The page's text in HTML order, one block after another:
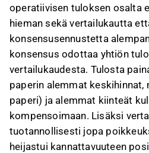
operatiivisen tuloksen osalta
hieman sekä vertailukautta
konsensusennustetta
konsensus odottaa yhtiön
vertailukaudesta. Tulosta
paperin alemmat keskihinnat,
paperi) ja alemmat kiinteät
kompensoimaan. Lisäksi
tuotannollisesti jopa
heijastui kannattavuuteen